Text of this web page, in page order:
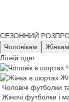
СЕЗОННИЙ
Чоловікам
Жінкам
Літній одяг
Чоловічі футболки
Жіночі футболки і